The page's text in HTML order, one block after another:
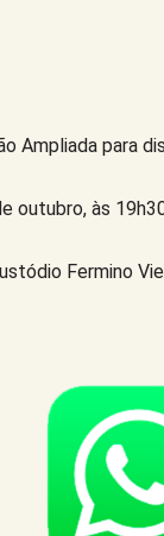
Ampliada para
outubro, às
Fermino